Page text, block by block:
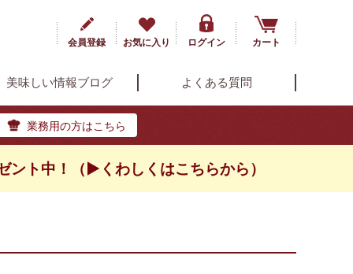
会員登録 お気に入り ログイン カート
美味しい情報ブログ よくある質問
業務用の方はこちら
ント中！（▶くわしくはこちらから）